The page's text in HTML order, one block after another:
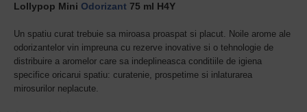
Lollypop Mini Odorizant 75 ml H4Y
Un spatiu curat trebuie sa miroasa proaspat si placut. Noile arome ale
odorizantelor vin impreuna cu rezerve inovative si o tehnologie de
distribuire a aromelor care sa indeplineasca conditiile de igiena
specifice oricarui spatiu: curatenie, prospetime si inlaturarea
mirosurilor neplacute.